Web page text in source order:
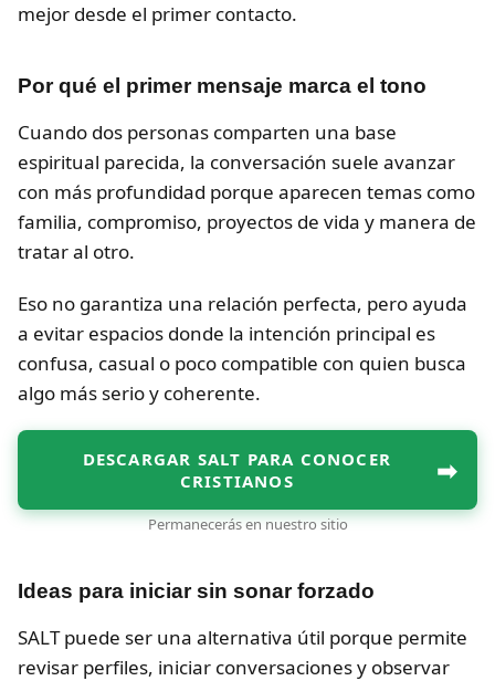
mejor desde el primer contacto.
Por qué el primer mensaje marca el tono
Cuando dos personas comparten una base
espiritual parecida, la conversación suele avanzar
con más profundidad porque aparecen temas como
familia, compromiso, proyectos de vida y manera de
tratar al otro.
Eso no garantiza una relación perfecta, pero ayuda
a evitar espacios donde la intención principal es
confusa, casual o poco compatible con quien busca
algo más serio y coherente.
DESCARGAR SALT PARA CONOCER
CRISTIANOS
➡
Permanecerás en nuestro sitio
Ideas para iniciar sin sonar forzado
SALT puede ser una alternativa útil porque permite
revisar perfiles, iniciar conversaciones y observar